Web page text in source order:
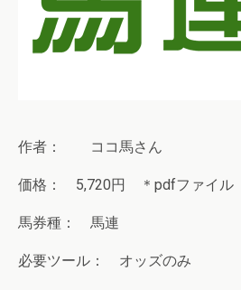
作者： ココ馬さん
価格： 5,720円 ＊pdfファイル
馬券種： 馬連
必要ツール： オッズのみ